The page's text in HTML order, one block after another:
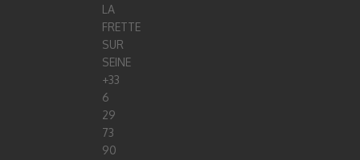
LA
FRETTE
SUR
SEINE
+33
6
29
73
90